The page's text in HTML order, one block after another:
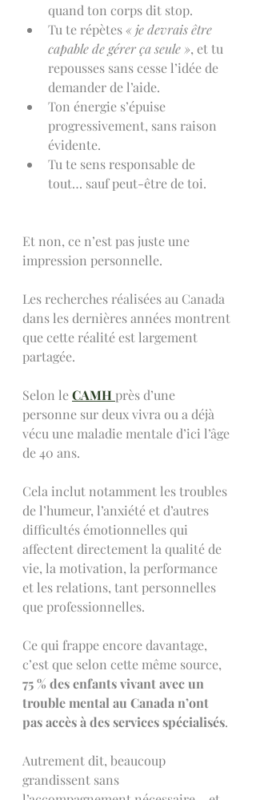
quand ton corps dit stop.
Tu te répètes « je devrais être
capable de gérer ça seule », et tu
repousses sans cesse l’idée de
demander de l’aide.
Ton énergie s’épuise
progressivement, sans raison
évidente.
Tu te sens responsable de
tout… sauf peut-être de toi.
Et non, ce n’est pas juste une
impression personnelle.
Les recherches réalisées au Canada
dans les dernières années montrent
que cette réalité est largement
partagée.
Selon le CAMH près d’une
personne sur deux vivra ou a déjà
vécu une maladie mentale d’ici l’âge
de 40 ans.
Cela inclut notamment les troubles
de l’humeur, l’anxiété et d’autres
difficultés émotionnelles qui
affectent directement la qualité de
vie, la motivation, la performance
et les relations, tant personnelles
que professionnelles.
Ce qui frappe encore davantage,
c’est que selon cette même source,
75 % des enfants vivant avec un
trouble mental au Canada n’ont
pas accès à des services spécialisés.
Autrement dit, beaucoup
grandissent sans